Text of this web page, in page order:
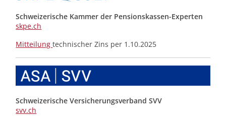
Schweizerische Kammer der Pensionskassen-Experten
skpe.ch
Mitteilungtechnischer Zins per 1.10.2025
Schweizerische Versicherungsverband SVV
svv.ch